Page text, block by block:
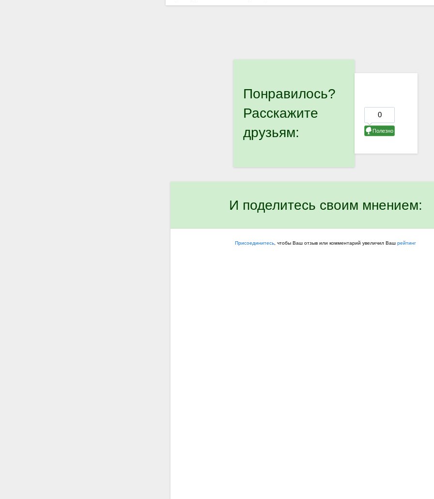
Понравилось?
Расскажите
друзьям:
И поделитесь своим мнением:
Присоединитесь , чтобы Ваш отзыв или комментарий увеличил Ваш рейтинг